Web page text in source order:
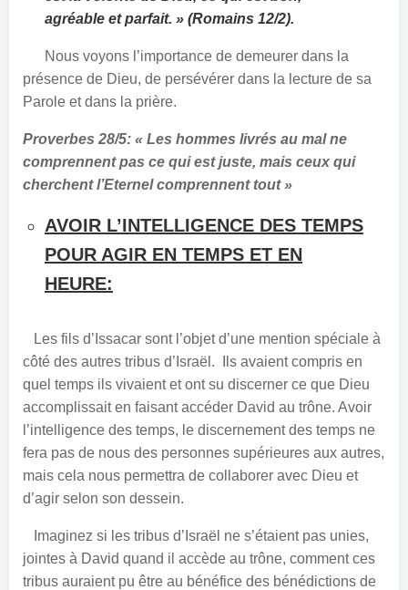
agréable et parfait. » (Romains 12/2).
Nous voyons l’importance de demeurer dans la
présence de Dieu, de persévérer dans la lecture de sa
Parole et dans la prière.
Proverbes 28/5: « Les hommes livrés au mal ne
comprennent pas ce qui est juste, mais ceux qui
cherchent l’Eternel comprennent tout »
AVOIR L’INTELLIGENCE DES TEMPS
POUR AGIR EN TEMPS ET EN
HEURE:
Les fils d’Issacar sont l’objet d’une mention spéciale à
côté des autres tribus d’Israël. Ils avaient compris en
quel temps ils vivaient et ont su discerner ce que Dieu
accomplissait en faisant accéder David au trône. Avoir
l’intelligence des temps, le discernement des temps ne
fera pas de nous des personnes supérieures aux autres,
mais cela nous permettra de collaborer avec Dieu et
d’agir selon son dessein.
Imaginez si les tribus d’Israël ne s’étaient pas unies,
jointes à David quand il accède au trône, comment ces
tribus auraient pu être au bénéfice des bénédictions de